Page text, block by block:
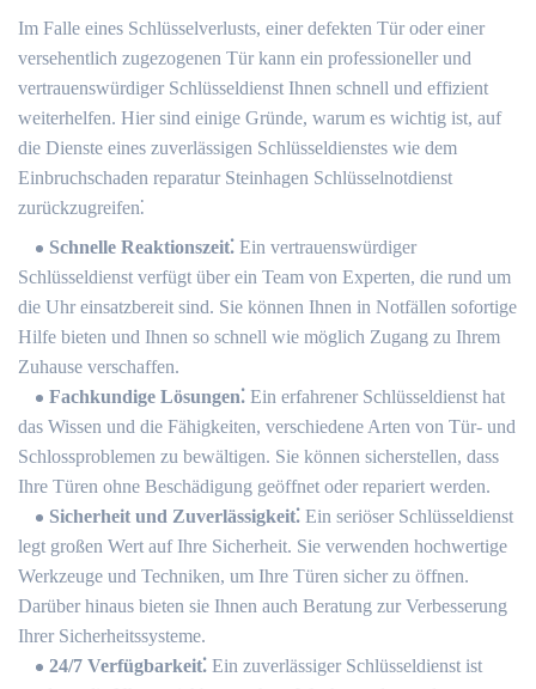
Im Falle eines Schlüsselverlusts, einer defekten Tür oder einer
versehentlich zugezogenen Tür kann ein professioneller und
vertrauenswürdiger Schlüsseldienst Ihnen schnell und effizient
weiterhelfen.​ Hier sind einige Gründe, warum es wichtig ist, auf
die Dienste eines zuverlässigen Schlüsseldienstes wie dem
Einbruchschaden reparatur Steinhagen Schlüsselnotdienst
zurückzugreifen⁚
Schnelle Reaktionszeit⁚ Ein vertrauenswürdiger
Schlüsseldienst verfügt über ein Team von Experten, die rund um
die Uhr einsatzbereit sind.​ Sie können Ihnen in Notfällen sofortige
Hilfe bieten und Ihnen so schnell wie möglich Zugang zu Ihrem
Zuhause verschaffen.​
Fachkundige Lösungen⁚ Ein erfahrener Schlüsseldienst hat
das Wissen und die Fähigkeiten, verschiedene Arten von Tür- und
Schlossproblemen zu bewältigen.​ Sie können sicherstellen, dass
Ihre Türen ohne Beschädigung geöffnet oder repariert werden.​
Sicherheit und Zuverlässigkeit⁚ Ein seriöser Schlüsseldienst
legt großen Wert auf Ihre Sicherheit. Sie verwenden hochwertige
Werkzeuge und Techniken, um Ihre Türen sicher zu öffnen.
Darüber hinaus bieten sie Ihnen auch Beratung zur Verbesserung
Ihrer Sicherheitssysteme.​
24/7 Verfügbarkeit⁚ Ein zuverlässiger Schlüsseldienst ist